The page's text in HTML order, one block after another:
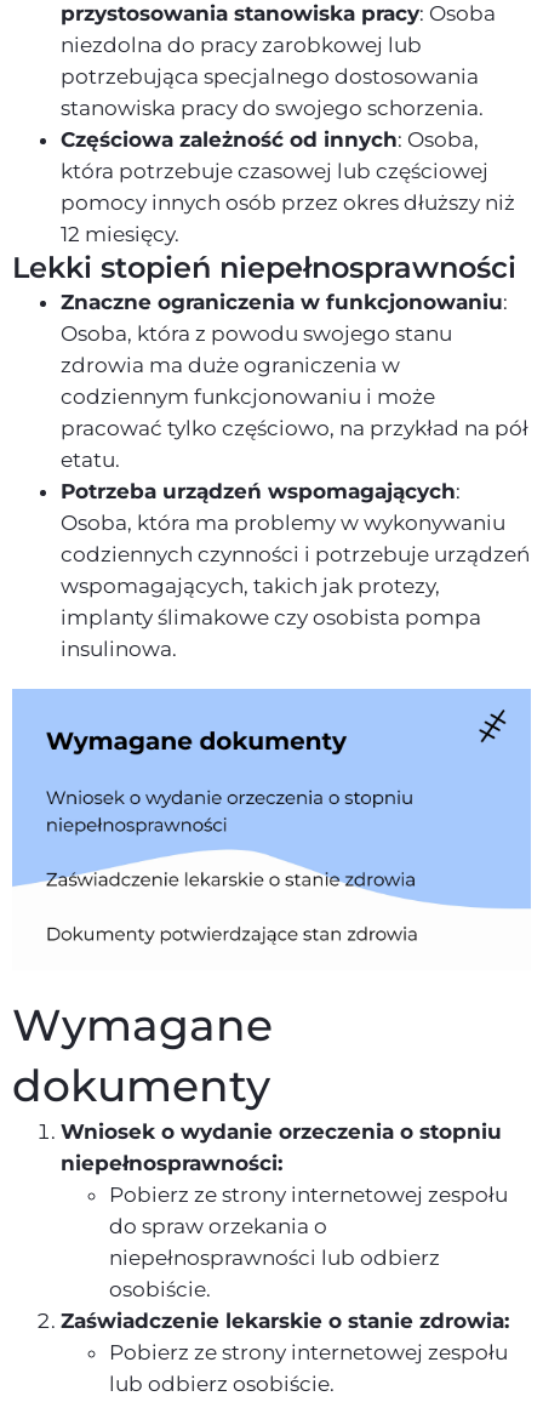
przystosowania stanowiska pracy: Osoba
niezdolna do pracy zarobkowej lub
potrzebująca specjalnego dostosowania
stanowiska pracy do swojego schorzenia.
Częściowa zależność od innych: Osoba,
która potrzebuje czasowej lub częściowej
pomocy innych osób przez okres dłuższy niż
12 miesięcy.
Lekki stopień niepełnosprawności
Znaczne ograniczenia w funkcjonowaniu:
Osoba, która z powodu swojego stanu
zdrowia ma duże ograniczenia w
codziennym funkcjonowaniu i może
pracować tylko częściowo, na przykład na pół
etatu.
Potrzeba urządzeń wspomagających:
Osoba, która ma problemy w wykonywaniu
codziennych czynności i potrzebuje urządzeń
wspomagających, takich jak protezy,
implanty ślimakowe czy osobista pompa
insulinowa.
Wymagane
dokumenty
Wniosek o wydanie orzeczenia o stopniu
niepełnosprawności:
Pobierz ze strony internetowej zespołu
do spraw orzekania o
niepełnosprawności lub odbierz
osobiście.
Zaświadczenie lekarskie o stanie zdrowia:
Pobierz ze strony internetowej zespołu
lub odbierz osobiście.